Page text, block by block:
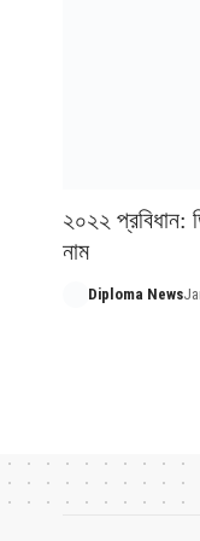
২০২২ প্রবিধান:
নাম
Diploma News